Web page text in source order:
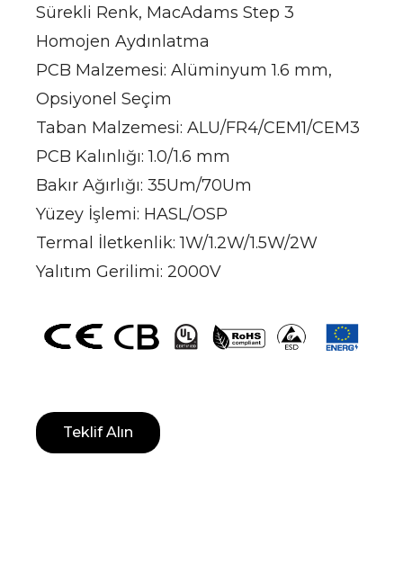
Sürekli Renk, MacAdams Step 3
Homojen Aydınlatma
PCB Malzemesi: Alüminyum 1.6 mm,
Opsiyonel Seçim
Taban Malzemesi: ALU/FR4/CEM1/CEM3
PCB Kalınlığı: 1.0/1.6 mm
Bakır Ağırlığı: 35Um/70Um
Yüzey İşlemi: HASL/OSP
Termal İletkenlik: 1W/1.2W/1.5W/2W
Yalıtım Gerilimi: 2000V
Teklif Alın